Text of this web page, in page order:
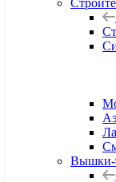
Вышки-